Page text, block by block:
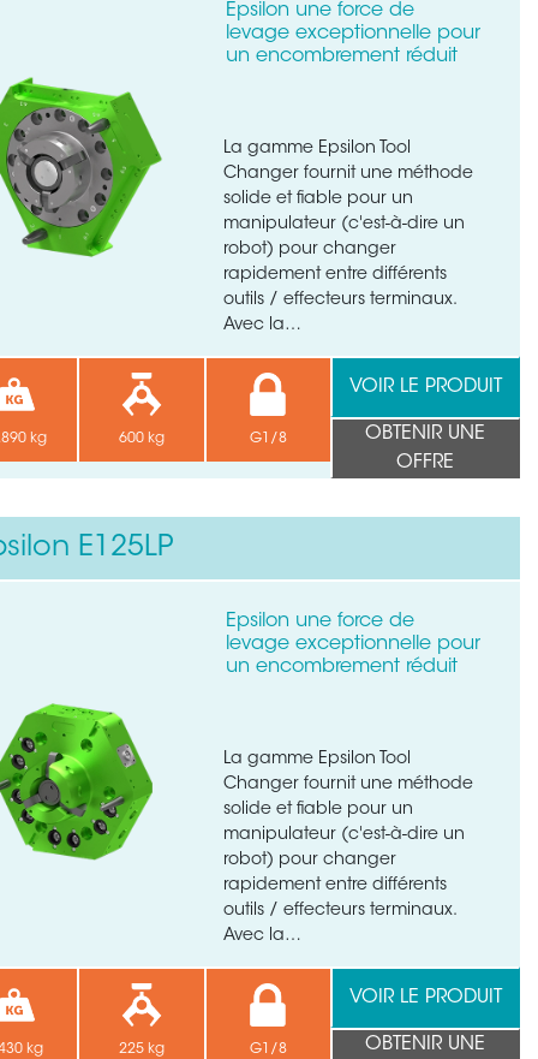
×
Epsilon une force de
levage exceptionnelle pour
un encombrement réduit
La gamme Epsilon Tool
Changer fournit une méthode
solide et fiable pour un
manipulateur (c'est-à-dire un
robot) pour changer
rapidement entre différents
outils / effecteurs terminaux.
Avec la…
kg 600 kg G1/8
VOIR LE PRODUIT
OBTENIR UNE
OFFRE
E125LP
Epsilon une force de
levage exceptionnelle pour
un encombrement réduit
La gamme Epsilon Tool
Changer fournit une méthode
solide et fiable pour un
manipulateur (c'est-à-dire un
robot) pour changer
rapidement entre différents
outils / effecteurs terminaux.
Avec la…
kg 225 kg G1/8
VOIR LE PRODUIT
OBTENIR UNE